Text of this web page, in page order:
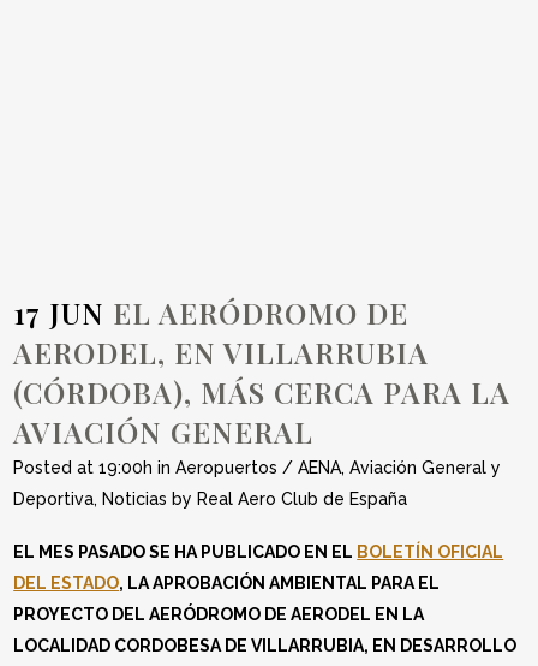
17 JUN EL AERÓDROMO DE
AERODEL, EN VILLARRUBIA
(CÓRDOBA), MÁS CERCA PARA LA
AVIACIÓN GENERAL
Posted at 19:00h inAeropuertos / AENA,Aviación General y
Deportiva, Noticias by Real Aero Club de España
EL MES PASADO SE HA PUBLICADO EN EL BOLETÍN OFICIAL
DEL ESTADO, LA APROBACIÓN AMBIENTAL PARA EL
PROYECTO DEL AERÓDROMO DE AERODEL EN LA
LOCALIDAD CORDOBESA DE VILLARRUBIA, EN DESARROLLO